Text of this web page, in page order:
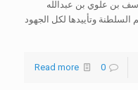
يوسف بن علوي بن عبدالله
وتأييدها لكل الجهود
0
Read more